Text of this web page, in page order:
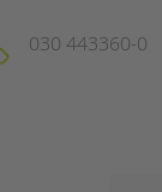
030 443360-0